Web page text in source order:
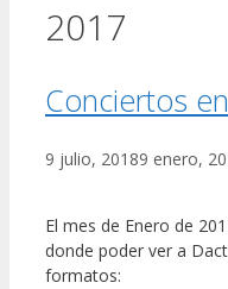
2017
Conciertos
9 julio, 20189 enero,
El mes de Enero de
donde poder ver a
formatos: